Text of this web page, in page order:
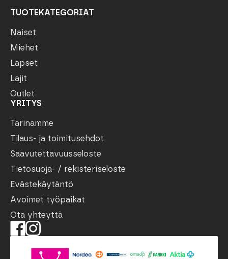
TUOTEKATEGORIAT
Naiset
Miehet
Lapset
Lajit
Outlet
YRITYS
Tarinamme
Tilaus- ja toimitusehdot
Saavutettavuusseloste
Tietosuoja- / rekisteriseloste
Evästekäytäntö
Avoimet työpaikat
Ota yhteyttä